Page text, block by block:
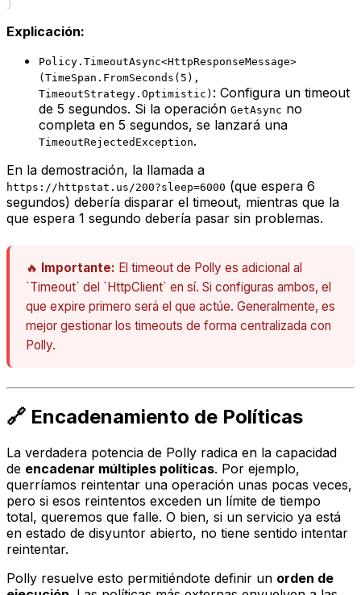
Explicación:
Policy.TimeoutAsync<HttpResponseMessage>
(TimeSpan.FromSeconds(5),
TimeoutStrategy.Optimistic) : Configura un timeout
de 5 segundos. Si la operación GetAsync no
completa en 5 segundos, se lanzará una
TimeoutRejectedException.
En la demostración, la llamada a
https://httpstat.us/200?sleep=6000 (que espera 6
segundos) debería disparar el timeout, mientras que la
que espera 1 segundo debería pasar sin problemas.
🔥 Importante: El timeout de Polly es adicional al
`Timeout` del `HttpClient` en sí. Si configuras ambos, el
que expire primero será el que actúe. Generalmente, es
mejor gestionar los timeouts de forma centralizada con
Polly.
🔗 Encadenamiento de Políticas
La verdadera potencia de Polly radica en la capacidad
de encadenar múltiples políticas. Por ejemplo,
querríamos reintentar una operación unas pocas veces,
pero si esos reintentos exceden un límite de tiempo
total, queremos que falle. O bien, si un servicio ya está
en estado de disyuntor abierto, no tiene sentido intentar
reintentar.
Polly resuelve esto permitiéndote definir un orden de